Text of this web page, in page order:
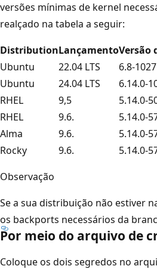
versões mínimas de kernel
realçado na tabela a seguir:
DistributionLançamentoVersão
Ubuntu
22.04 LTS
6.8-1027
Ubuntu
24.04 LTS
6.14.0-
RHEL
9,5
5.14.0-
RHEL
9.6.
5.14.0-
Alma
9.6.
5.14.0-
Rocky
9.6.
5.14.0-
Observação
Se a sua distribuição não estiver
os backports necessários da
Por meio do arquivo de
Coloque os dois segredos no